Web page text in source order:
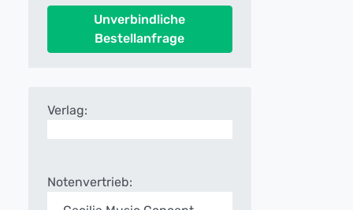
Unverbindliche
Bestellanfrage
Verlag:
Notenvertrieb: